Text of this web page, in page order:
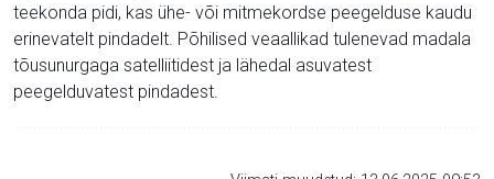
teekonda pidi, kas ühe- või mitmekordse peegelduse kaudu
erinevatelt pindadelt. Põhilised veaallikad tulenevad madala
tõusunurgaga satelliitidest ja lähedal asuvatest
peegelduvatest pindadest.